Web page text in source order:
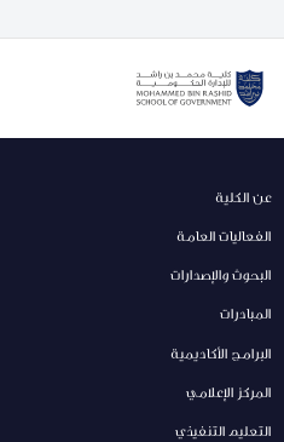
عن الكلية
الفعاليات العامة
البحوث والإصدارات
المبادرات
البرامج الأكاديمية
المركز الإعلامي
التعليم التنفيذي